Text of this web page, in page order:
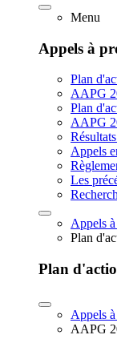
Menu
Appels à
Plan
AAPG
Plan
AAPG
Appels
Les
Appels
Plan
Plan
Appels
AAPG